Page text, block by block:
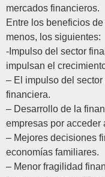
mercados financieros.
Entre los beneficios
menos, los siguientes:
-Impulso del sector
impulsan el
– El impulso del
financiera.
– Desarrollo de la
empresas por acceder
– Mejores decisiones
economías familiares.
– Menor fragilidad